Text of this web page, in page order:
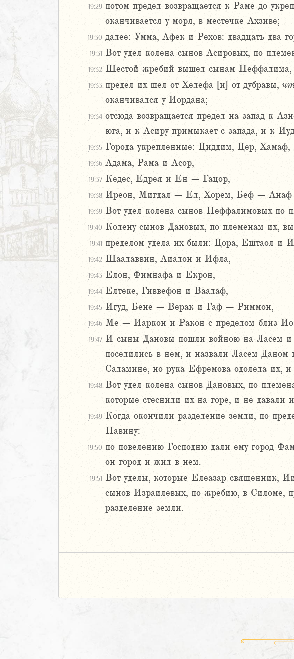
Иеремии
19:29 потом предел возвращается к Раме до
оканчивается у моря, в местечке Ахзиве;
19:30 далее: Умма, Афек и Рехов: двадцать два
19:31 Вот удел колена сынов Асировых, по
19:32 Шестой жребий вышел сынам
19:33 предел их шел от Хелефа [и] от дубравы,
оканчивался у Иордана;
19:34 отсюда возвращается предел на запад к
юга, и к Асиру примыкает с запада, и к
19:35 Города укрепленные: Циддим, Цер,
19:36 Адама, Рама и Асор,
19:37 Кедес, Едрея и Ен – Гацор,
19:38 Иреон, Мигдал – Ел, Хорем, Беф – Анаф и
19:39 Вот удел колена сынов Неффалимовых по
19:40 Колену сынов Дановых, по племенам их,
19:41 пределом удела их были: Цора, Ештаол
19:42 Шаалаввин, Аиалон и Ифла,
19:43 Елон, Фимнафа и Екрон,
19:44 Елтеке, Гиввефон и Ваалаф,
19:45 Игуд, Бене – Верак и Гаф – Риммон,
19:46 Ме – Иаркон и Ракон с пределом близ
19:47 И сыны Дановы пошли войною на Ласем и
поселились в нем, и назвали Ласем
Саламине, но рука Ефремова одолела их, и
19:48 Вот удел колена сынов Дановых, по
которые стеснили их на горе, и не давали
19:49 Когда окончили разделение земли, по
Навину:
19:50 по повелению Господню дали ему город
он город и жил в нем.
19:51 Вот уделы, которые Елеазар священник,
сынов Израилевых, по жребию, в Силоме,
разделение земли.